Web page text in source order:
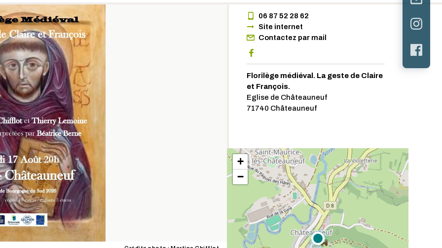
06 87 52 28 62
Site internet
Contactez par mail
Florilège médiéval. La geste de Claire
et François.
Eglise de Châteauneuf
71740 Châteauneuf
+
−